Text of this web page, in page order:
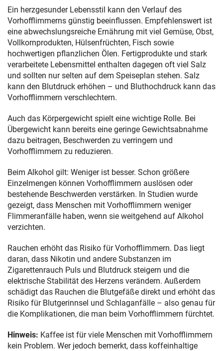
Ein herzgesunder Lebensstil kann den Verlauf des
Vorhofflimmerns günstig beeinflussen. Empfehlenswert ist
eine abwechslungsreiche Ernährung mit viel Gemüse, Obst,
Vollkornprodukten, Hülsenfrüchten, Fisch sowie
hochwertigen pflanzlichen Ölen. Fertigprodukte und stark
verarbeitete Lebensmittel enthalten dagegen oft viel Salz
und sollten nur selten auf dem Speiseplan stehen. Salz
kann den Blutdruck erhöhen – und Bluthochdruck kann das
Vorhofflimmern verschlechtern.
Auch das Körpergewicht spielt eine wichtige Rolle. Bei
Übergewicht kann bereits eine geringe Gewichtsabnahme
dazu beitragen, Beschwerden zu verringern und
Vorhofflimmern zu reduzieren.
Beim Alkohol gilt: Weniger ist besser. Schon größere
Einzelmengen können Vorhofflimmern auslösen oder
bestehende Beschwerden verstärken. In Studien wurde
gezeigt, dass Menschen mit Vorhofflimmern weniger
Flimmeranfälle haben, wenn sie weitgehend auf Alkohol
verzichten.
Rauchen erhöht das Risiko für Vorhofflimmern. Das liegt
daran, dass Nikotin und andere Substanzen im
Zigarettenrauch Puls und Blutdruck steigern und die
elektrische Stabilität des Herzens verändern. Außerdem
schädigt das Rauchen die Blutgefäße direkt und erhöht das
Risiko für Blutgerinnsel und Schlaganfälle – also genau für
die Komplikationen, die man beim Vorhofflimmern fürchtet.
Hinweis: Kaffee ist für viele Menschen mit Vorhofflimmern
kein Problem. Wer jedoch bemerkt, dass koffeinhaltige